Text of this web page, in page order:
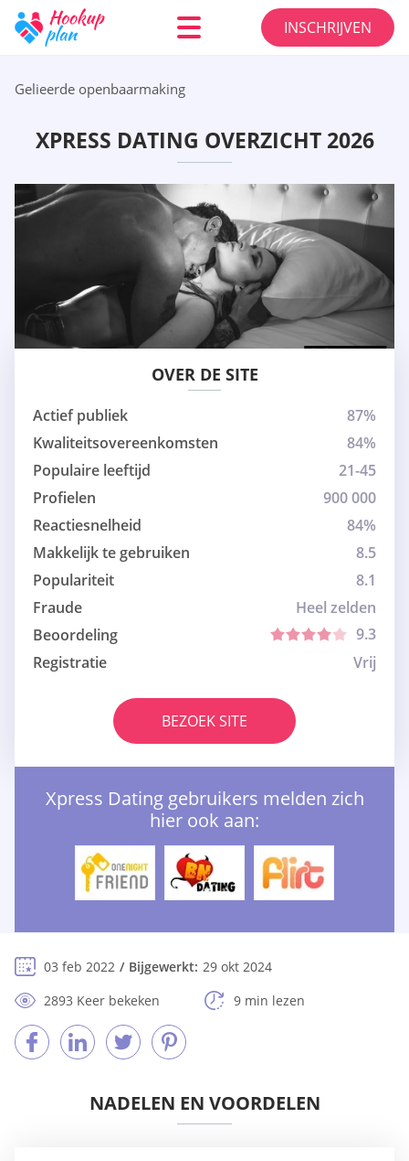
INSCHRIJVEN
Gelieerde openbaarmaking
XPRESS DATING OVERZICHT 2026
OVER DE SITE
Actief publiek
87%
Kwaliteitsovereenkomsten
84%
Populaire leeftijd
21-45
Profielen
900 000
Reactiesnelheid
84%
Makkelijk te gebruiken
8.5
Populariteit
8.1
Fraude
Heel zelden
Beoordeling
9.3
Registratie
Vrij
BEZOEK SITE
Xpress Dating gebruikers melden zich
hier ook aan:
03 feb 2022 Bijgewerkt: 29 okt 2024
2893 Keer bekeken
9 min lezen
NADELEN EN VOORDELEN